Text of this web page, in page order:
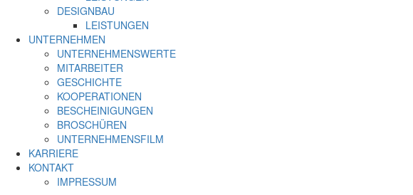
DESIGNBAU
LEISTUNGEN
UNTERNEHMEN
UNTERNEHMENSWERTE
MITARBEITER
GESCHICHTE
KOOPERATIONEN
BESCHEINIGUNGEN
BROSCHÜREN
UNTERNEHMENSFILM
KARRIERE
KONTAKT
IMPRESSUM